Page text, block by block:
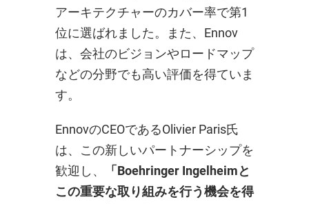
アーキテクチャーのカバー率で第1
位に選ばれました。また、Ennov
は、会社のビジョンやロードマップ
などの分野でも高い評価を得ていま
す。
EnnovのCEOであるOlivier Paris氏
は、この新しいパートナーシップを
歓迎し、
「Boehringer Ingelheimと
この重要な取り組みを行う機会を得